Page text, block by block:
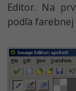
SQL
Editor. Na
podľa